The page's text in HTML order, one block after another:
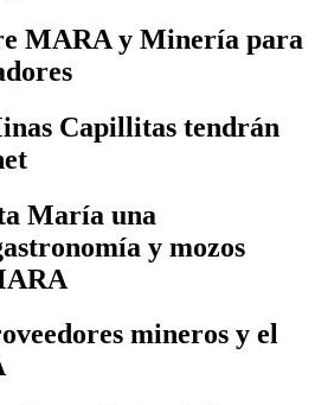
MARA y Minería para
Capillitas tendrán
María una
y mozos
mineros y el